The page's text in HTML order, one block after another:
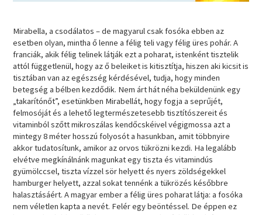
Mirabella, a csodálatos – de magyarul csak fosóka ebben az
esetben olyan, mintha ő lenne a félig teli vagy félig üres pohár. A
franciák, akik félig telinek látják ezt a poharat, istenként tisztelik
attól függetlenül, hogy az ő beleiket is kitisztítja, hiszen aki kicsit is
tisztában van az egészség kérdésével, tudja, hogy minden
betegség a bélben kezdődik. Nem árt hát néha beküldenünk egy
„takarítónőt”, esetünkben Mirabellát, hogy fogja a seprűjét,
felmosóját és a lehető legtermészetesebb tisztítószereit és
vitaminból szőtt mikroszálas kendőcskéivel végigmossa azt a
mintegy 8 méter hosszú folyosót a hasunkban, amit többnyire
akkor tudatosítunk, amikor az orvos tükrözni kezdi. Ha legalább
elvétve megkínálnánk magunkat egy tiszta és vitamindús
gyümölccsel, tiszta vízzel sör helyett és nyers zöldségekkel
hamburger helyett, azzal sokat tennénk a tükrözés későbbre
halasztásáért. A magyar ember a félig üres poharat látja: a fosóka
nem véletlen kapta a nevét. Felér egy beöntéssel. De éppen ez